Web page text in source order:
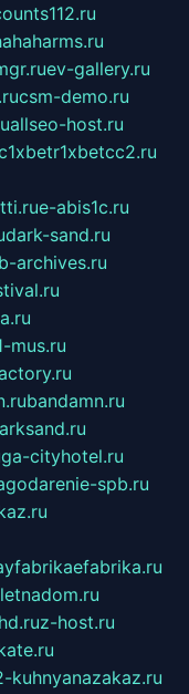
ev-gallery.ru
csm-demo.ru
allseo-host.ru
e-abis1c.ru
dark-sand.ru
archives.ru
mus.ru
bandamn.ru
cityhotel.ru
spb.ru
z-host.ru
kuhnyanazakaz.ru